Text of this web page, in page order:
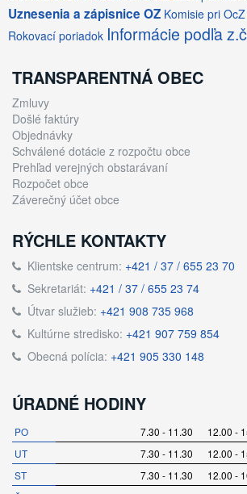
Uznesenia a zápisnice OZ Komisie pri OcZ
Rokovací poriadok Informácie podľa
TRANSPARENTNÁ OBEC
Zmluvy
Došlé faktúry
Objednávky
Schválené dotácie z rozpočtu obce
Prehľad verejných obstarávaní
Rozpočet obce
Záverečný účet obce
RÝCHLE KONTAKTY
Klientske centrum: +421 / 37 / 655 23 70
Sekretariát: +421 / 37 / 655 23 74
Útvar služieb: +421 908 735 968
Kultúrne stredisko: +421 907 759 854
Obecná polícia: +421 905 330 148
ÚRADNÉ HODINY
PO
7.30 - 11.30 12.00 -
UT
7.30 - 11.30 12.00 -
ST
7.30 - 11.30 12.00 -